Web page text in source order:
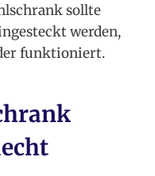
sollte
werden,
funktioniert.